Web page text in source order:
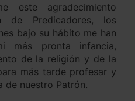
este agradecimiento
de Predicadores, los
bajo su hábito me han
más pronta infancia,
de la religión y de la
más tarde profesar y
de nuestro Patrón.